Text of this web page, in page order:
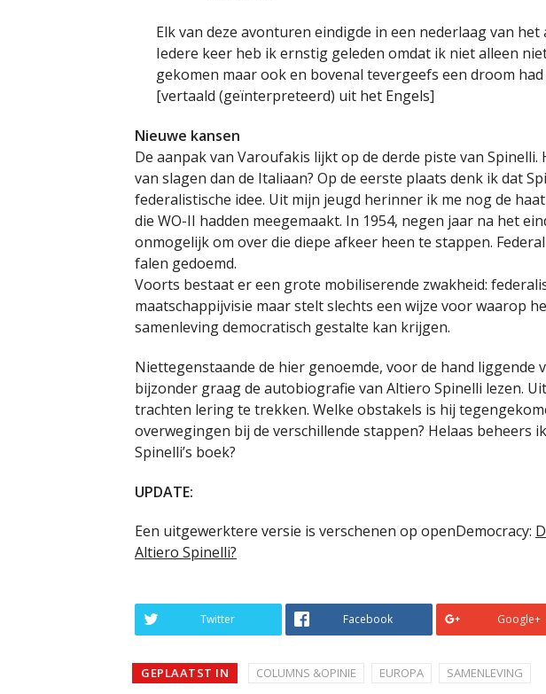
Elk van deze avonturen eindigde in een nederlaag van
Iedere keer heb ik ernstig geleden omdat ik niet alleen
gekomen maar ook en bovenal tevergeefs een droom had
[vertaald (geïnterpreteerd) uit het Engels]
Nieuwe kansen
De aanpak van Varoufakis lijkt op de derde piste van Spinelli.
van slagen dan de Italiaan? Op de eerste plaats denk ik dat
federalistische idee. Uit mijn jeugd herinner ik me nog de
die WO-II hadden meegemaakt. In 1954, negen jaar na het
onmogelijk om over die diepe afkeer heen te stappen.
falen gedoemd.
Voorts bestaat er een grote mobiliserende zwakheid:
maatschappijvisie maar stelt slechts een wijze voor waarop
samenleving democratisch gestalte kan krijgen.
Niettegenstaande de hier genoemde, voor de hand liggende
bijzonder graag de autobiografie van Altiero Spinelli lezen.
trachten lering te trekken. Welke obstakels is hij
overwegingen bij de verschillende stappen? Helaas beheers
Spinelli’s boek?
UPDATE:
Een uitgewerktere versie is verschenen op openDemocracy:
Altiero Spinelli?
Twitter Facebook Google+
GEPLAATST IN COLUMNS &OPINIE EUROPA SAMENLEVING